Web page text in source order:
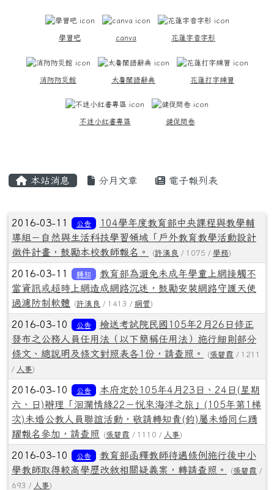
學習吧 canva 花蓮字音字形
消防防災館 太魯閣語辭典 花蓮打字練習
不迷小紅書專區 健促問卷
本站消息 分月文章 電子報列表
文章列表
2016-03-11 公告
104學年度教育部中央課程與教學輔
導組－自然與生活科技學習領域「戶外教育教學活動設計
徵件計畫，鼓勵本校教師報名。
(許漢良 / 1075 / 學務)
2016-03-11 轉知
教育部為避免未成年學童上網接觸不
當資訊或超時上網造成網路沉迷，鼓勵安裝網路守護天使
過濾防制軟體
(許漢良 / 1413 / 網管)
2016-03-10 公告
檢送考試院民國105年2月26日修正
發布之公務人員任用法（以下簡稱任用法）施行細則部分
條文、總說明及條文對照表各1份，請查照。
(張碧霞 / 1211
/ 人事)
2016-03-10 公告
本府定於105年4月23日、24日(星期
六、日)辦理「洄瀾情緣22－悅來海洋之旅」(105年第1梯
次)未婚公教人員聯誼活動，敬請轉知貴(鈞)屬未婚同仁踴
躍報名參加，請查照
(張碧霞 / 1110 / 人事)
2016-03-10 公告
教育部函釋教師待遇條例施行後中小
學教師取得較高學歷改敘相關疑義案，轉請查照。
(張碧霞 /
693 / 人事)